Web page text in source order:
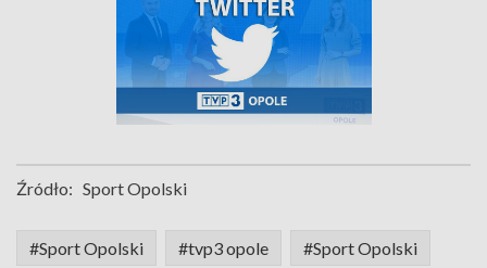
Źródło: Sport Opolski
#Sport Opolski #tvp3 opole #Sport Opolski